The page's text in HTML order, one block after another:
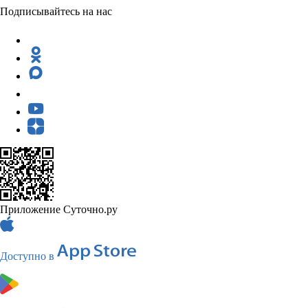
Подписывайтесь на нас
Приложение Суточно.ру
Доступно в